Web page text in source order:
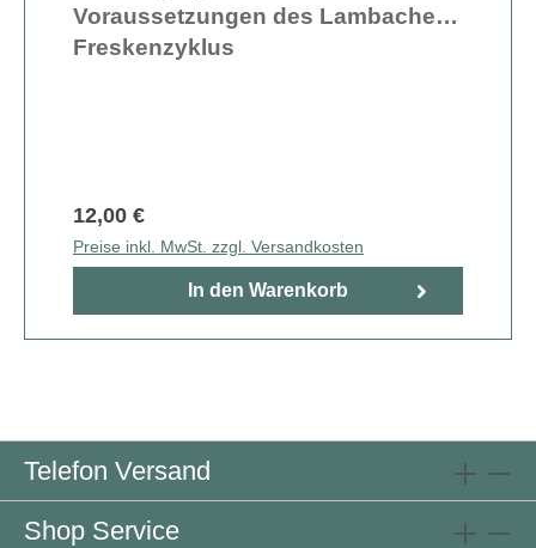
Voraussetzungen des Lambacher
Freskenzyklus
12,00 €
Preise inkl. MwSt. zzgl. Versandkosten
In den Warenkorb
Telefon Versand
Shop Service